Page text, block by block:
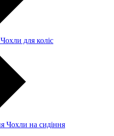
Чохли для коліс
Чохли на сидіння